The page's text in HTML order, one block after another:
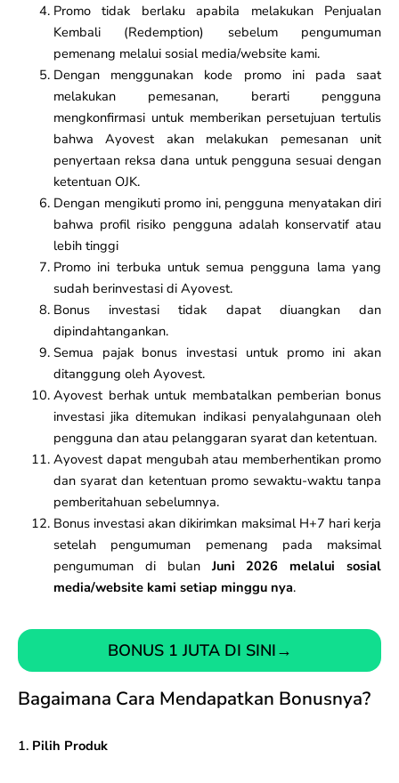
Promo tidak berlaku apabila melakukan Penjualan
Kembali (Redemption) sebelum pengumuman
pemenang melalui sosial media/website kami.
Dengan menggunakan kode promo ini pada saat
melakukan pemesanan, berarti pengguna
mengkonfirmasi untuk memberikan persetujuan tertulis
bahwa Ayovest akan melakukan pemesanan unit
penyertaan reksa dana untuk pengguna sesuai dengan
ketentuan OJK.
Dengan mengikuti promo ini, pengguna menyatakan diri
bahwa profil risiko pengguna adalah konservatif atau
lebih tinggi
Promo ini terbuka untuk semua pengguna lama yang
sudah berinvestasi di Ayovest.
Bonus investasi tidak dapat diuangkan dan
dipindahtangankan.
Semua pajak bonus investasi untuk promo ini akan
ditanggung oleh Ayovest.
Ayovest berhak untuk membatalkan pemberian bonus
investasi jika ditemukan indikasi penyalahgunaan oleh
pengguna dan atau pelanggaran syarat dan ketentuan.
Ayovest dapat mengubah atau memberhentikan promo
dan syarat dan ketentuan promo sewaktu-waktu tanpa
pemberitahuan sebelumnya.
Bonus investasi akan dikirimkan maksimal H+7 hari kerja
setelah pengumuman pemenang pada maksimal
pengumuman di bulan Juni 2026 melalui sosial
media/website kami setiap minggu nya.
BONUS 1 JUTA DI SINI→
Bagaimana Cara Mendapatkan Bonusnya?
1. Pilih Produk